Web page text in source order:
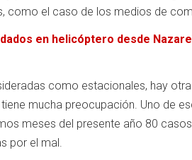
como el caso de los medios de
en helicóptero desde
como estacionales, hay
mucha preocupación. Uno de
meses del presente año 80
por el mal.